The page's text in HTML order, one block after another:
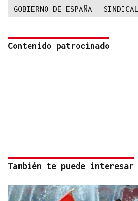
GOBIERNO DE ESPAÑA SINDICAL
Contenido patrocinado
También te puede interesar